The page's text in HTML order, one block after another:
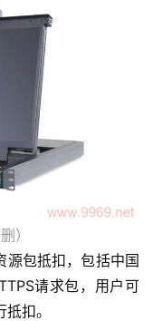
）
源包抵扣，包括中国
请求包，用户可
扣。